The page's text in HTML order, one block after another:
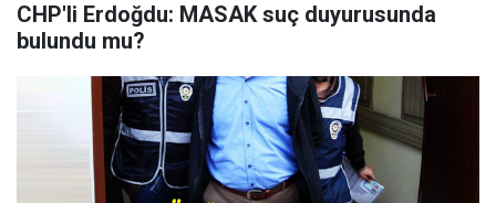
CHP'li Erdoğdu: MASAK suç duyurusunda
bulundu mu?